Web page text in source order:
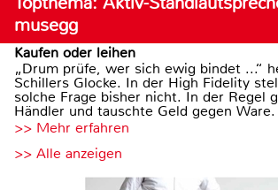
musegg
Kaufen oder leihen
„Drum prüfe, wer sich ewig bindet ...“
Schillers Glocke. In der High Fidelity
solche Frage bisher nicht. In der Regel
Händler und tauschte Geld gegen Ware.
>> Mehr erfahren
>> Alle anzeigen